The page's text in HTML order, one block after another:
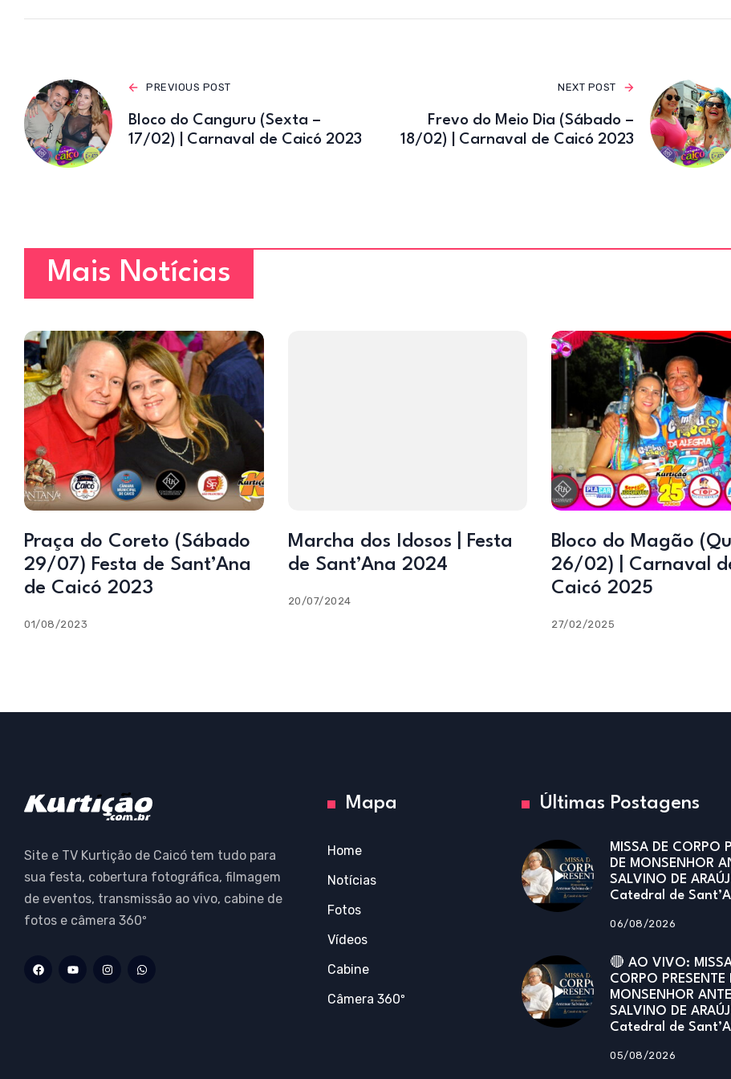
s
e te gr
PREVIOUS POST
Bloco do Canguru (Sexta –
17/02) | Carnaval de Caicó 2023
NEXT POST
Frevo do Meio Dia (Sábado –
18/02) | Carnaval de Caicó 2023
Mais Notícias
Praça do Coreto (Sábado
29/07) Festa de Sant’Ana
de Caicó 2023
01/08/2023
Marcha dos Idosos | Festa
de Sant’Ana 2024
20/07/2024
Bloco do Magão
26/02) | Carnaval
Caicó 2025
27/02/2025
Site e TV Kurtição de Caicó tem tudo para
sua festa, cobertura fotográfica, filmagem
de eventos, transmissão ao vivo, cabine de
fotos e câmera 360º
Mapa
Home
Notícias
Fotos
Vídeos
Cabine
Câmera 360º
Últimas Postagens
MISSA DE CORPO
DE MONSENHOR
SALVINO DE
Catedral de
06/08/2026
🔴 AO VIVO:
CORPO PRESENTE
MONSENHOR
SALVINO DE
Catedral de
05/08/2026